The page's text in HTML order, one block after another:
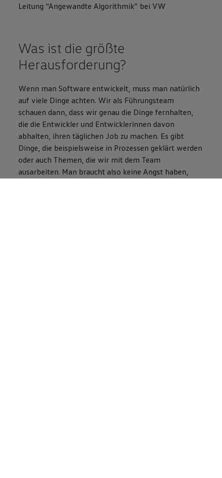
Leitung “Angewandte Algorithmik” bei VW
Was ist die größte
Herausforderung?
Wenn man Software entwickelt, muss man natürlich
auf viele Dinge achten. Wir als Führungsteam
schauen dann, dass wir genau die Dinge fernhalten,
die die Entwickler und Entwicklerinnen davon
abhalten, ihren täglichen Job zu machen. Es gibt
Dinge, die beispielsweise in Prozessen geklärt werden
oder auch Themen, die wir mit dem Team
ausarbeiten. Man braucht also keine Angst haben,